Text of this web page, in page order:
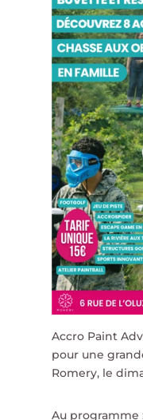
Accro Paint
pour une
Romery, le
Au programme